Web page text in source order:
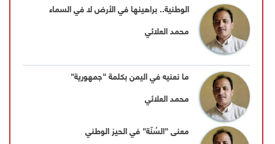
الوطنية.. براهينها في الأرض لا في السماء
محمد العلائي
ما نعنيه في اليمن بكلمة "جمهورية"
محمد العلائي
معنى "السُنّة" في الحيز الوطني